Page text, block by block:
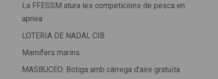
La FFESSM atura les competicions de pesca en
apnea
LOTERIA DE NADAL CIB
Mamífers marins
MASBUCEO: Botiga amb càrrega d'aire gratuïta